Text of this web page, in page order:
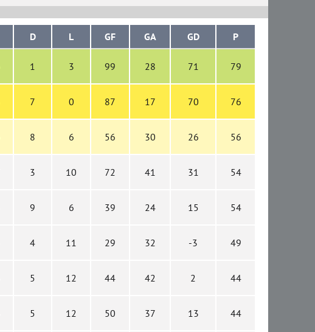
D L GF GA GD P
1 3 99 28 71 79
7 0 87 17 70 76
8 6 56 30 26 56
3 10 72 41 31 54
9 6 39 24 15 54
4 11 29 32 -3 49
5 12 44 42 2 44
5 12 50 37 13 44